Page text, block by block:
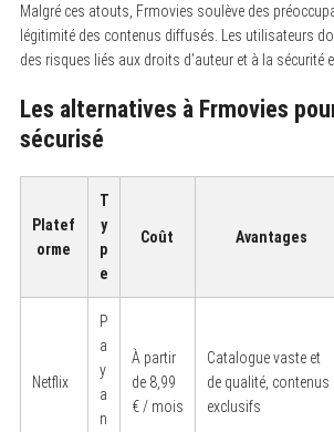
Malgré ces atouts, Frmovies soulève des
légitimité des contenus diffusés. Les utilisateurs
des risques liés aux droits d’auteur et à la sécurité
Les alternatives à Frmovies
sécurisé
Platef
orme
T
y
p
e
Coût Avantages
Netflix
P
a
y
a
n
À partir
de 8,99
€ / mois
Catalogue vaste et
de qualité, contenus
exclusifs